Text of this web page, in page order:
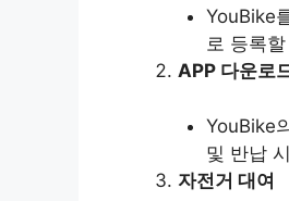
YouBike
로 등록
APP 다운로
YouBike
및 반납
자전거 대여